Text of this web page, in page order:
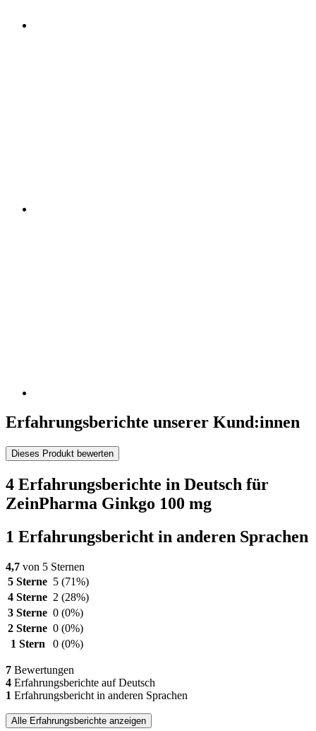
Erfahrungsberichte unserer Kund:innen
Dieses Produkt bewerten
4 Erfahrungsberichte in Deutsch für
ZeinPharma Ginkgo 100 mg
1 Erfahrungsbericht in anderen Sprachen
4,7 von 5 Sternen
5 Sterne 5 (71%)
4 Sterne 2 (28%)
3 Sterne 0 (0%)
2 Sterne 0 (0%)
1 Stern
0 (0%)
7 Bewertungen
4 Erfahrungsberichte auf Deutsch
1 Erfahrungsbericht in anderen Sprachen
Alle Erfahrungsberichte anzeigen